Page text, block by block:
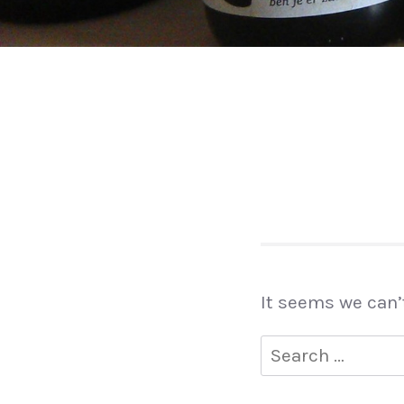
It seems we
Search
for: